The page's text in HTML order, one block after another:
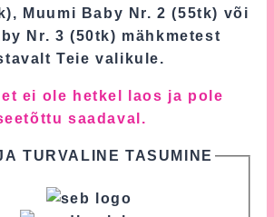
Muumi Baby Nr. 2 (55tk) või
Nr. 3 (50tk) mähkmetest
Teie valikule.
ei ole hetkel laos ja pole
saadaval.
TURVALINE TASUMINE